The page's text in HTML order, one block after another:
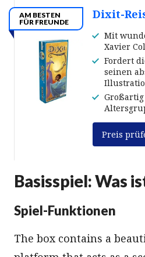
AM BESTEN
FÜR FREUNDE
Dixit-
Mit
Xavier
Fordert
seinen
Preis
Basisspiel: Was
Spiel-Funktionen
The box contains a